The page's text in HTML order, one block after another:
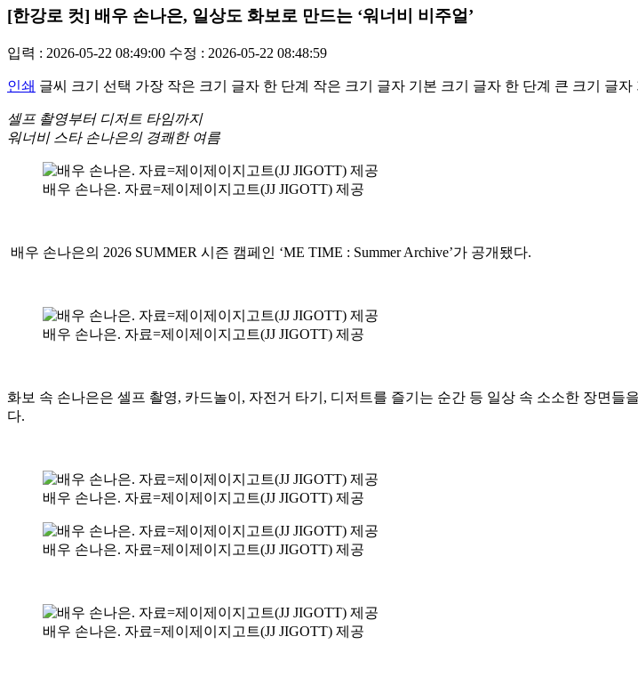
[한강로 컷] 배우 손나은, 일상도 화보로 만드는 ‘워너비 비주얼’
입력 : 2026-05-22 08:49:00 수정 : 2026-05-22 08:48:59
인쇄 글씨 크기 선택 가장 작은 크기 글자 한 단계 작은 크기 글자 기본 크기 글자 한 단계 큰 크기 글자
셀프 촬영부터 디저트 타임까지
워너비 스타 손나은의 경쾌한 여름
배우 손나은. 자료=제이제이지고트(JJ JIGOTT) 제공
배우 손나은의 2026 SUMMER 시즌 캠페인 ‘ME TIME : Summer Archive’가 공개됐다.
배우 손나은. 자료=제이제이지고트(JJ JIGOTT) 제공
화보 속 손나은은 셀프 촬영, 카드놀이, 자전거 타기, 디저트를 즐기는 순간 등 일상 속 소소한 장면
다.
배우 손나은. 자료=제이제이지고트(JJ JIGOTT) 제공
배우 손나은. 자료=제이제이지고트(JJ JIGOTT) 제공
배우 손나은. 자료=제이제이지고트(JJ JIGOTT) 제공